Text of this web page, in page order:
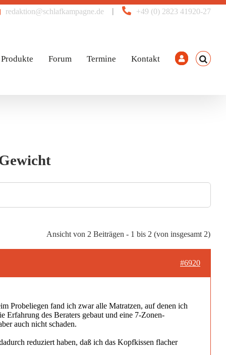
+49 (0) 2823 41920-27
|
redaktion@schlafkampagne.de
Produkte Forum Termine Kontakt
Ansicht von 2 Beiträgen - 1 bis 2 (von insgesamt 2)
#6920
Probeliegen fand ich zwar alle Matratzen, auf denen ich
Erfahrung des Beraters gebaut und eine 7-Zonen-
auch nicht schaden.
reduziert haben, daß ich das Kopfkissen flacher